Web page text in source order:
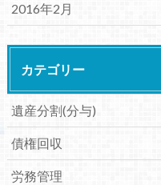
2016年2月
カテゴリー
遺産分割(分与)
債権回収
労務管理